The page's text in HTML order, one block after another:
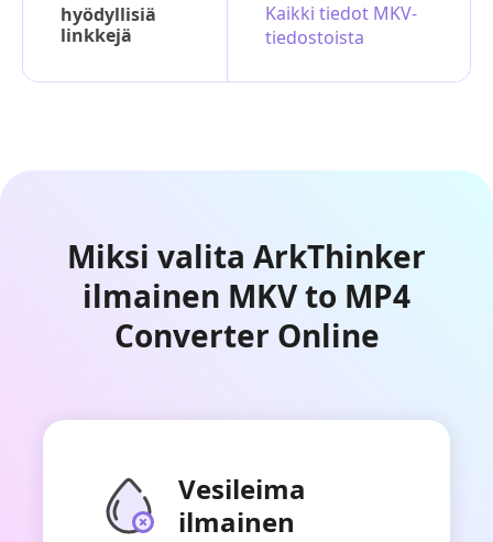
hyödyllisiä
linkkejä
Kaikki tiedot MKV-
tiedostoista
Miksi valita ArkThinker
ilmainen MKV to MP4
Converter Online
Vesileima
ilmainen